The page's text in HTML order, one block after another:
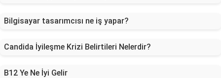
Bilgisayar tasarımcısı ne iş yapar?
Candida İyileşme Krizi Belirtileri Nelerdir?
B12 Ye Ne İyi Gelir